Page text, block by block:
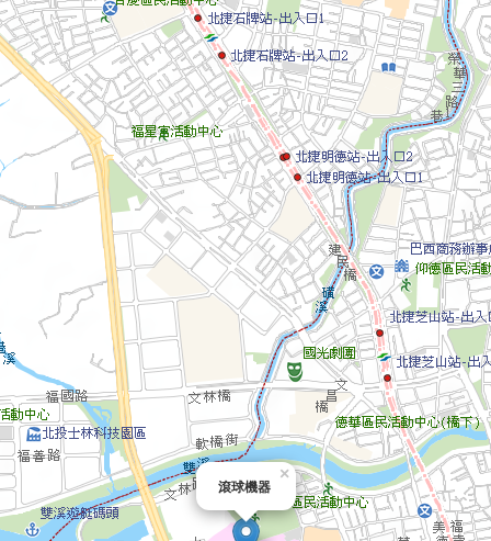
滾球機器
×